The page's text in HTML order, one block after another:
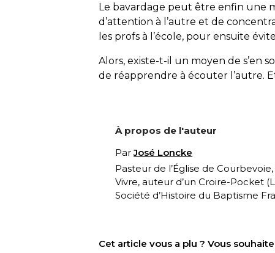
Le bavardage peut être enfin une
d’attention à l’autre et de
les profs à l’école, pour ensuite
Alors, existe-t-il un moyen de s’en
de réapprendre à écouter l’autre.
À propos de l'auteur
ParJosé Loncke
Pasteur de l’Église de
Vivre, auteur d’un Croire-Pocket (
Société d’Histoire du Baptisme
Cet article vous a plu ? Vous